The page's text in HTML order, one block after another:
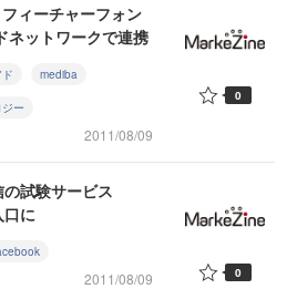
ィーチャーフォン
ネットワークで連携
mediba
ー
2011/08/09
0
の試験サービス
に
2011/08/09 0